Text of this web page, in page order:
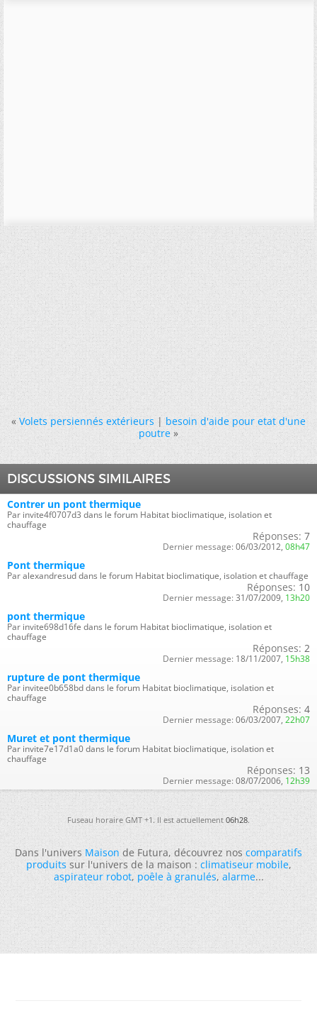
« Volets persiennés extérieurs|besoin d'aide pour etat d'une
poutre »
DISCUSSIONS SIMILAIRES
Contrer un pont thermique
Par invite4f0707d3 dans le forum Habitat bioclimatique, isolation et
chauffage
Réponses: 7
Dernier message: 06/03/2012, 08h47
Pont thermique
Par alexandresud dans le forum Habitat bioclimatique, isolation et chauffage
Réponses: 10
Dernier message: 31/07/2009, 13h20
pont thermique
Par invite698d16fe dans le forum Habitat bioclimatique, isolation et
chauffage
Réponses: 2
Dernier message: 18/11/2007, 15h38
rupture de pont thermique
Par invitee0b658bd dans le forum Habitat bioclimatique, isolation et
chauffage
Réponses: 4
Dernier message: 06/03/2007, 22h07
Muret et pont thermique
Par invite7e17d1a0 dans le forum Habitat bioclimatique, isolation et
chauffage
Réponses: 13
Dernier message: 08/07/2006, 12h39
Fuseau horaire GMT +1. Il est actuellement06h28.
Dans l'universMaisonde Futura, découvrez noscomparatifs
produitssur l'univers de la maison :climatiseur mobile,
aspirateur robot,poêle à granulés,alarme...